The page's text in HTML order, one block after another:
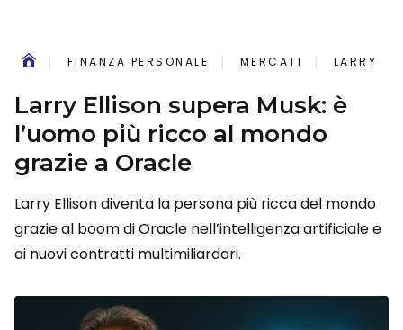
FINANZA PERSONALE MERCATI LARRY
Larry Ellison supera Musk: è
l’uomo più ricco al mondo
grazie a Oracle
Larry Ellison diventa la persona più ricca del mondo
grazie al boom di Oracle nell’intelligenza artificiale e
ai nuovi contratti multimiliardari.